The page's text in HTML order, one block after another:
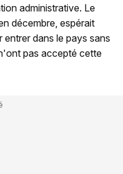
administrative. Le
décembre, espérait
dans le pays sans
pas accepté cette